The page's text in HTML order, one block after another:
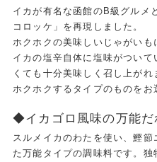
イカが有名な函館のB級グルメ
コロッケ」を再現しました。
ホクホクの美味しいじゃがい
イカの塩辛自体に塩味がつい
くても十分美味しく召し上が
ホクホクするタイプのものをお
◆イカゴロ風味の万能だ
スルメイカのわたを使い、鰹
た万能タイプの調味料です。独